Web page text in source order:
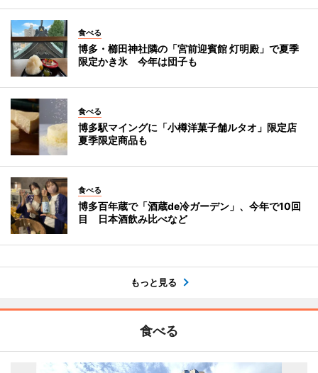
食べる
博多・櫛田神社隣の「宮前迎賓館 灯明殿」で夏季
限定かき氷 今年は団子も
食べる
博多駅マイングに「小樽洋菓子舗ルタオ」限定店
夏季限定商品も
食べる
博多百年蔵で「酒蔵de冷ガーデン」、今年で10回
目 日本酒飲み比べなど
もっと見る
食べる